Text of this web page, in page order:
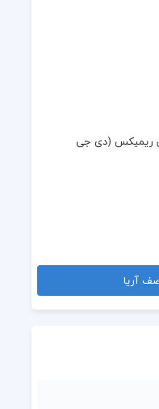
ریمیکس (دی جی
آریا